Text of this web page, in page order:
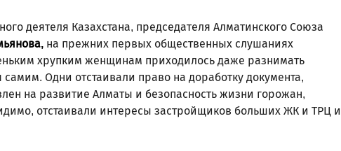
деятеля Казахстана, председателя Алматинского Союза
на прежних первых общественных слушаниях
хрупким женщинам приходилось даже разнимать
Одни отстаивали право на доработку документа,
на развитие Алматы и безопасность жизни горожан,
отстаивали интересы застройщиков больших ЖК и ТРЦ и